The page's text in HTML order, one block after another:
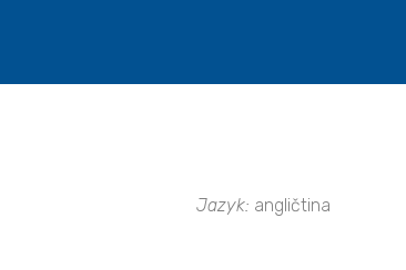
Jazyk: angličtina